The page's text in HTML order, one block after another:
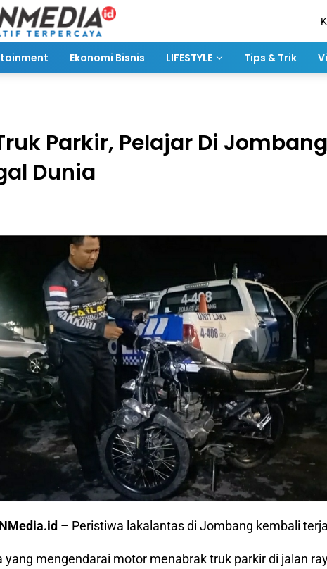
Ekonomi Bisnis LIFESTYLE Tips & Trik
Parkir, Pelajar Di Jombang
Dunia
– Peristiwa lakalantas di Jombang kembali
yang mengendarai motor menabrak truk parkir di jalan